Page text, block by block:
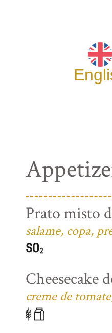
Prato misto
salame, copa,
Cheesecake
creme de